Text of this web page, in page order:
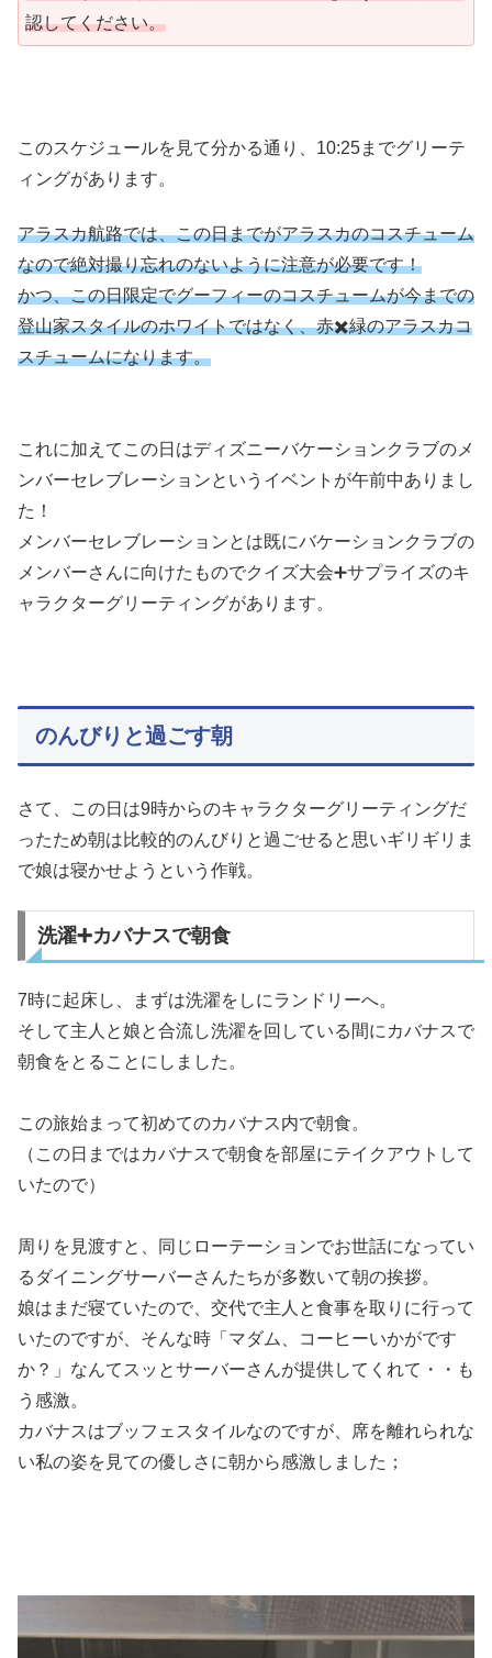
認してください。
このスケジュールを見て分かる通り、10:25までグリーテ
ィングがあります。
アラスカ航路では、この日までがアラスカのコスチューム
なので絶対撮り忘れのないように注意が必要です！
かつ、この日限定でグーフィーのコスチュームが今までの
登山家スタイルのホワイトではなく、赤✖️緑のアラスカコ
スチュームになります。
これに加えてこの日はディズニーバケーションクラブのメ
ンバーセレブレーションというイベントが午前中ありまし
た！
メンバーセレブレーションとは既にバケーションクラブの
メンバーさんに向けたものでクイズ大会➕サプライズのキ
ャラクターグリーティングがあります。
のんびりと過ごす朝
さて、この日は9時からのキャラクターグリーティングだ
ったため朝は比較的のんびりと過ごせると思いギリギリま
で娘は寝かせようという作戦。
洗濯➕カバナスで朝食
7時に起床し、まずは洗濯をしにランドリーへ。
そして主人と娘と合流し洗濯を回している間にカバナスで
朝食をとることにしました。
この旅始まって初めてのカバナス内で朝食。
（この日まではカバナスで朝食を部屋にテイクアウトして
いたので）
周りを見渡すと、同じローテーションでお世話になってい
るダイニングサーバーさんたちが多数いて朝の挨拶。
娘はまだ寝ていたので、交代で主人と食事を取りに行って
いたのですが、そんな時「マダム、コーヒーいかがです
か？」なんてスッとサーバーさんが提供してくれて・・も
う感激。
カバナスはブッフェスタイルなのですが、席を離れられな
い私の姿を見ての優しさに朝から感激しました；